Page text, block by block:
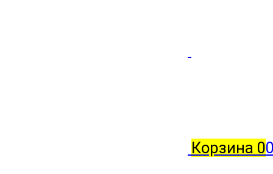
Корзина 0